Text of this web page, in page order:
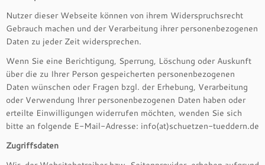
Nutzer dieser Webseite können von ihrem Widerspruchsrecht
Gebrauch machen und der Verarbeitung ihrer personenbezogenen
Daten zu jeder Zeit widersprechen.
Wenn Sie eine Berichtigung, Sperrung, Löschung oder Auskunft
über die zu Ihrer Person gespeicherten personenbezogenen
Daten wünschen oder Fragen bzgl. der Erhebung, Verarbeitung
oder Verwendung Ihrer personenbezogenen Daten haben oder
erteilte Einwilligungen widerrufen möchten, wenden Sie sich
bitte an folgende E-Mail-Adresse: info(at)schuetzen-tueddern.de
Zugriffsdaten